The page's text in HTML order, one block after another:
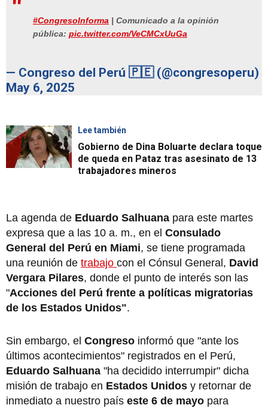
#CongresoInforma | Comunicado a la opinión
pública: pic.twitter.com/VeCMCxUuGa
— Congreso del Perú 🇵🇪 (@congresoperu)
May 6, 2025
Lee también
Gobierno de Dina Boluarte declara toque
de queda en Pataz tras asesinato de 13
trabajadores mineros
La agenda de Eduardo Salhuana para este martes
expresa que a las 10 a. m., en el Consulado
General del Perú en Miami, se tiene programada
una reunión de trabajo con el Cónsul General, David
Vergara Pilares, donde el punto de interés son las
"Acciones del Perú frente a políticas migratorias
de los Estados Unidos".
Sin embargo, el Congreso informó que "ante los
últimos acontecimientos" registrados en el Perú,
Eduardo Salhuana "ha decidido interrumpir" dicha
misión de trabajo en Estados Unidos y retornar de
inmediato a nuestro país este 6 de mayo para